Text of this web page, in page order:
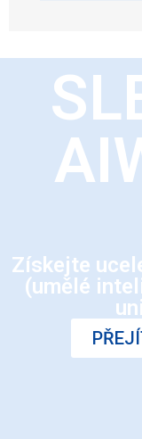
Získejte
(umělé